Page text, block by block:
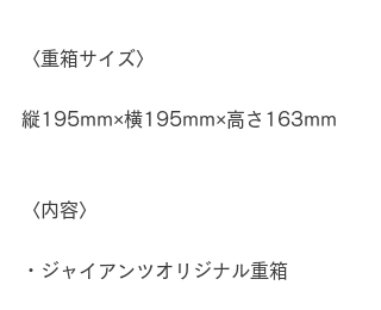
〈重箱サイズ〉
縦195mm×横195mm×高さ163mm
〈内容〉
・ジャイアンツオリジナル重箱